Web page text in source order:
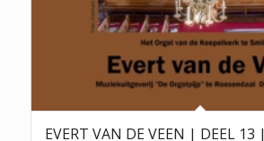
EVERT VAN DE VEEN | DEEL 13 |